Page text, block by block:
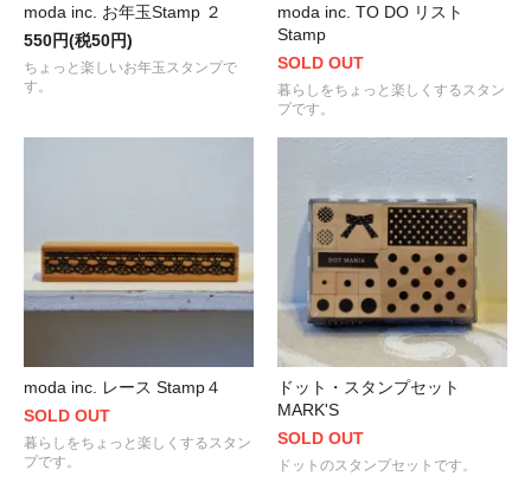
moda inc. お年玉Stamp ２
550円(税50円)
ちょっと楽しいお年玉スタンプで
す。
moda inc. TO DO リスト
Stamp
SOLD OUT
暮らしをちょっと楽しくするスタン
プです。
moda inc. レース Stamp４
SOLD OUT
暮らしをちょっと楽しくするスタン
プです。
ドット・スタンプセット
MARK'S
SOLD OUT
ドットのスタンプセットです。